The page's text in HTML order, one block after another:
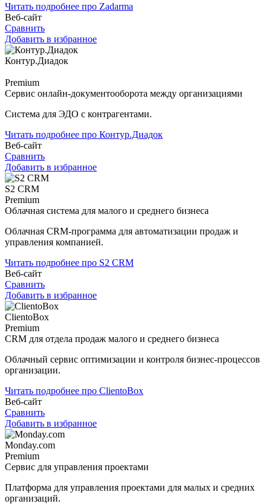
Читать подробнее про Zadarma
Веб-сайт
Сравнить
Добавить в избранное
Контур.Диадок
Premium
Сервис онлайн-документооборота между организациями
Система для ЭДО с контрагентами.
Читать подробнее про Контур.Диадок
Веб-сайт
Сравнить
Добавить в избранное
S2 CRM
Premium
Облачная система для малого и среднего бизнеса
Облачная CRM-программа для автоматизации продаж и
управления компанией.
Читать подробнее про S2 CRM
Веб-сайт
Сравнить
Добавить в избранное
ClientoBox
Premium
CRM для отдела продаж малого и среднего бизнеса
Облачный сервис оптимизации и контроля бизнес-процессов
организации.
Читать подробнее про ClientoBox
Веб-сайт
Сравнить
Добавить в избранное
Monday.com
Premium
Сервис для управления проектами
Платформа для управления проектами для малых и средних
организаций.